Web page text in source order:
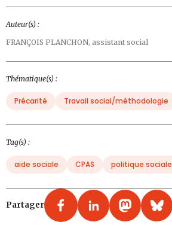
Auteur(s) :
FRANÇOIS PLANCHON, assistant social
Thématique(s) :
Précarité Travail social/méthodologie
Tag(s) :
aide sociale CPAS politique sociale
Partager